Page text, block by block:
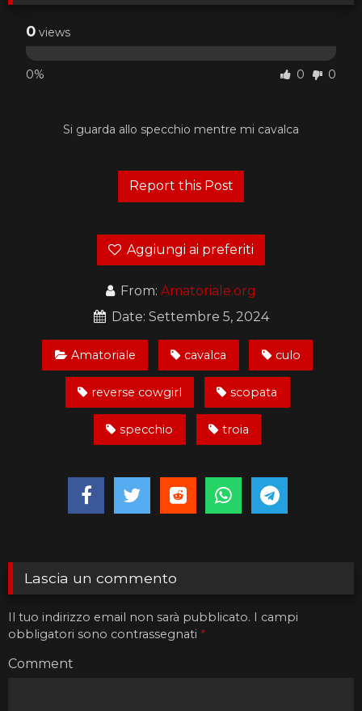
0 views
0% 0 0
Si guarda allo specchio mentre mi cavalca
Aggiungi ai preferiti
From: Amatoriale.org
Date: Settembre 5, 2024
Amatoriale cavalca culo
reverse cowgirl scopata
specchio troia
Lascia un commento
Il tuo indirizzo email non sarà pubblicato. I campi
obbligatori sono contrassegnati *
Comment